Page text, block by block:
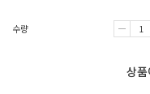
수량
상